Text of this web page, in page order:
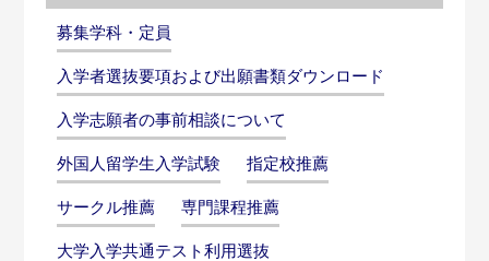
募集学科・定員
入学者選抜要項および出願書類ダウンロード
入学志願者の事前相談について
外国人留学生入学試験 指定校推薦
サークル推薦 専門課程推薦
大学入学共通テスト利用選抜